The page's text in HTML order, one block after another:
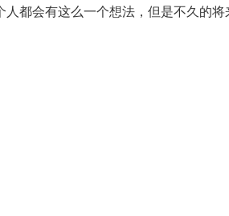
都会有这么一个想法，但是不久的